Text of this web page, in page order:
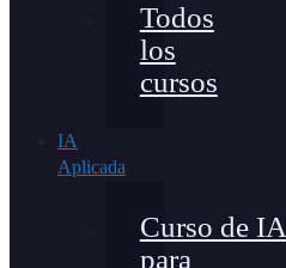
Todos
los
cursos
IA
Aplicada
Curso de IA
para